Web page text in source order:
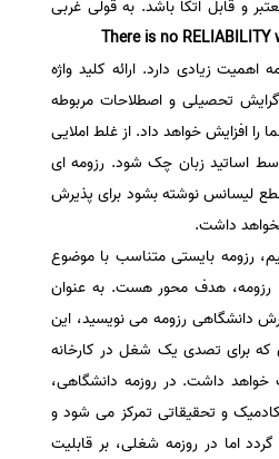
و قابل اتکا باشد. به قولی غربی
There is no
اهمیت زیادی دارد. ارائه کلید واژه
تحصیلی و اصطلاحات مربوطه
را افزایش خواهد داد. از غلط املایی
اساتید زبان چک شود. رزومه ای
لیسانس نوشته بشود برای پذیرش
داشت.
رزومه بایستی متناسب با موضوع
رزومه، هدف محور هست. به عنوان
دانشگاهی رزومه می نویسید، این
که برای تصدی یک شغل در کارخانه
داشت. در روزمه دانشگاهی،
و تحقیقاتی تمرکز می شود و
اما در روزمه شغلی، بر قابلیت